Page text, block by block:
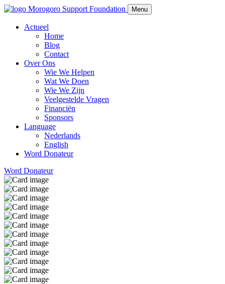
Morogoro Support Foundation Menu
Actueel
Home
Blog
Contact
Over Ons
Wie We Helpen
Wat We Doen
Wie We Zijn
Veelgestelde Vragen
Financiën
Sponsors
Language
Nederlands
English
Word Donateur
Word Donateur